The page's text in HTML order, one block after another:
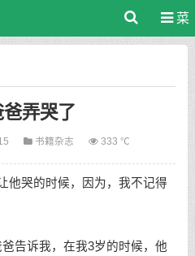
菜
弄哭了
书籍杂志 333 ℃
哭的时候，因为，我不记得
告诉我，在我3岁的时候，他